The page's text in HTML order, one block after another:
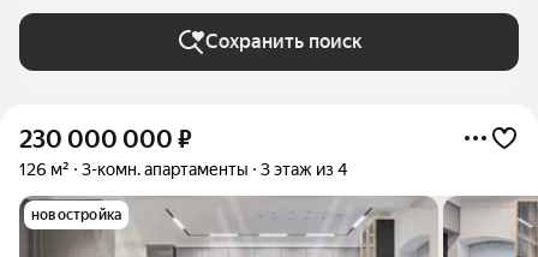
Сохранить поиск
230 000 000 ₽
126 м² 3-комн. апартаменты 3 этаж из 4
новостройка